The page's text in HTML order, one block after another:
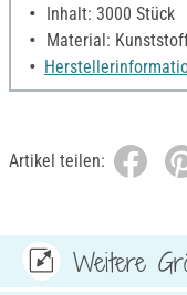
Inhalt: 3000 Stück
Material:
Artikel teilen:
Weitere